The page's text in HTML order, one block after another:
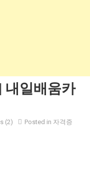
내일배움카
(2) Posted in 자격증